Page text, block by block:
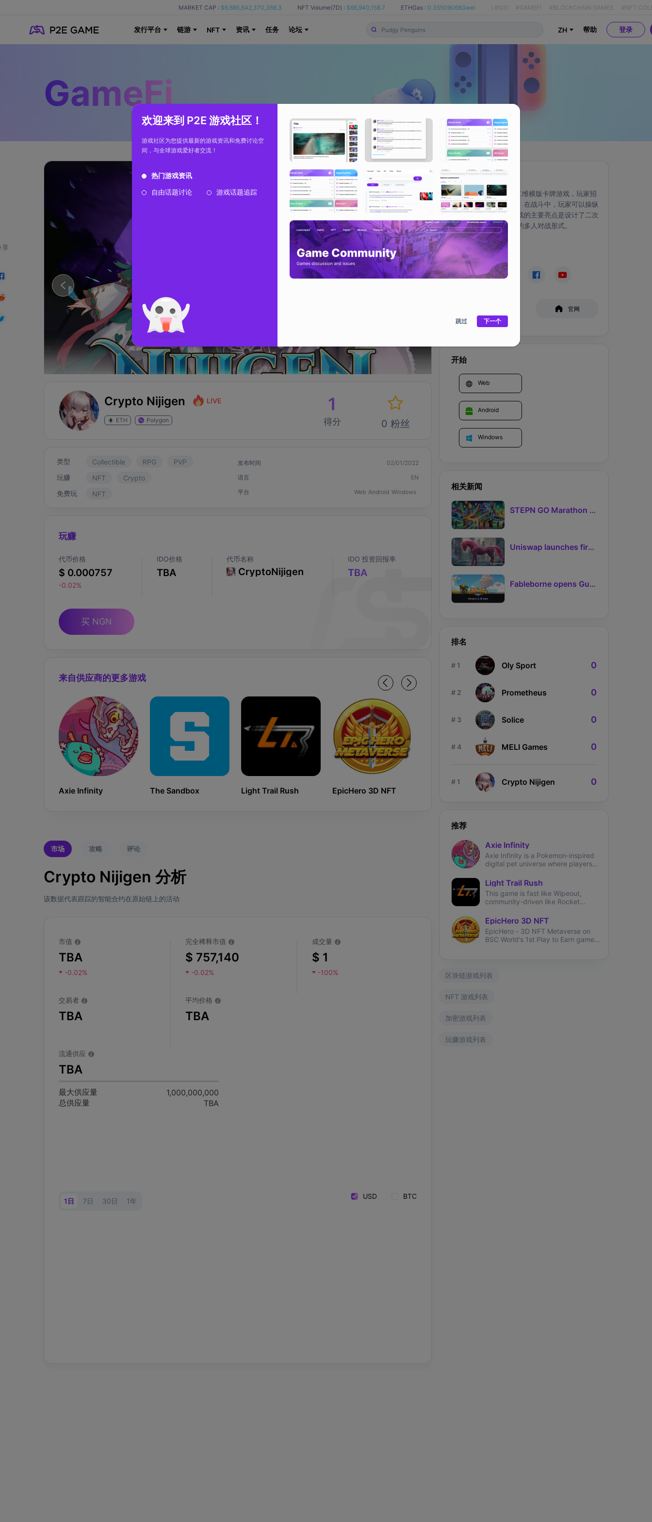
MARKET CAP : $6,685,642,370,368.3 NFT Volume(7D) : $66,940,158.7 ETHGas : 0.35509068Gwei ( #IDO #GAMEFI #BLOCKCHAIN GAMES #NFT
发行平台 链游 NFT 资讯 任务 论坛 ZH 帮助 登录
欢迎来到 P2E 游戏社区！
游戏社区为您提供最新的游戏资讯和免费讨论空
间，与全球游戏爱好者交流！
热门游戏资讯
自由话题讨论
游戏话题追踪
跳过 下一个
GameFi
享
Crypto Nijigen LIVE
ETH Polygon
1
得分 0 粉丝
类型 Collectible RPG
PVP
玩赚
NFT
Crypto
免费玩
NFT
发布时间
02/01/2022
语言
EN
平台
Web Android Windows
玩赚
代币价格
$ 0.000757
-0.02%
IDO价格
TBA
代币名称
CryptoNijigen
IDO 投资回报率
TBA
买 NGN
来自供应商的更多游戏
Axie Infinity The Sandbox Light Trail Rush EpicHero 3D NFT Kingdom Karnage
市场 攻略 评论
Crypto Nijigen 分析
该数据代表跟踪的智能合约在原始链上的活动
市值
TBA
-0.02%
完全稀释市值
$ 757,140
-0.02%
成交量
$ 1
-100%
交易者
TBA
平均价格
TBA
流通供应
TBA
最大供应量
1,000,000,000
总供应量
TBA
1日 7日 30日 1年
USD BTC
关于
Crypto Nijigen是一款二维横版卡牌游戏，玩家招
募多个英雄并培养他们。在战斗中，玩家可以操纵
英雄释放技能。我们游戏的主要亮点是设计了二次
元风格和令人耳目一新的多人对战形式。
社交媒体
官网
开始
Web
Android
Windows
相关新闻
STEPN GO Marathon Challenge Season 3: Sign-Ups Live With Teams and Missed-Day Insurance
Uniswap launches first Robinhood Chain launchpad
Fableborne opens Guild signups for Season 5 as Guilds 2.0 lifts the prize pool to 95%
排名
# 1 Oly Sport 0
# 2 Prometheus 0
# 3 Solice 0
# 4 MELI Games 0
# 1 Crypto Nijigen 0
推荐
Axie Infinity
Axie Infinity is a Pokemon-inspired
digital pet universe where players
fantasy creatures called Axies.
Light Trail Rush
This game is fast like Wipeout,
community-driven like Rocket
tracks like TrackMania.
EpicHero 3D NFT
EpicHero - 3D NFT Metaverse on
BSC World's 1st Play to Earn game
区块链游戏列表
NFT 游戏列表
加密游戏列表
玩赚游戏列表